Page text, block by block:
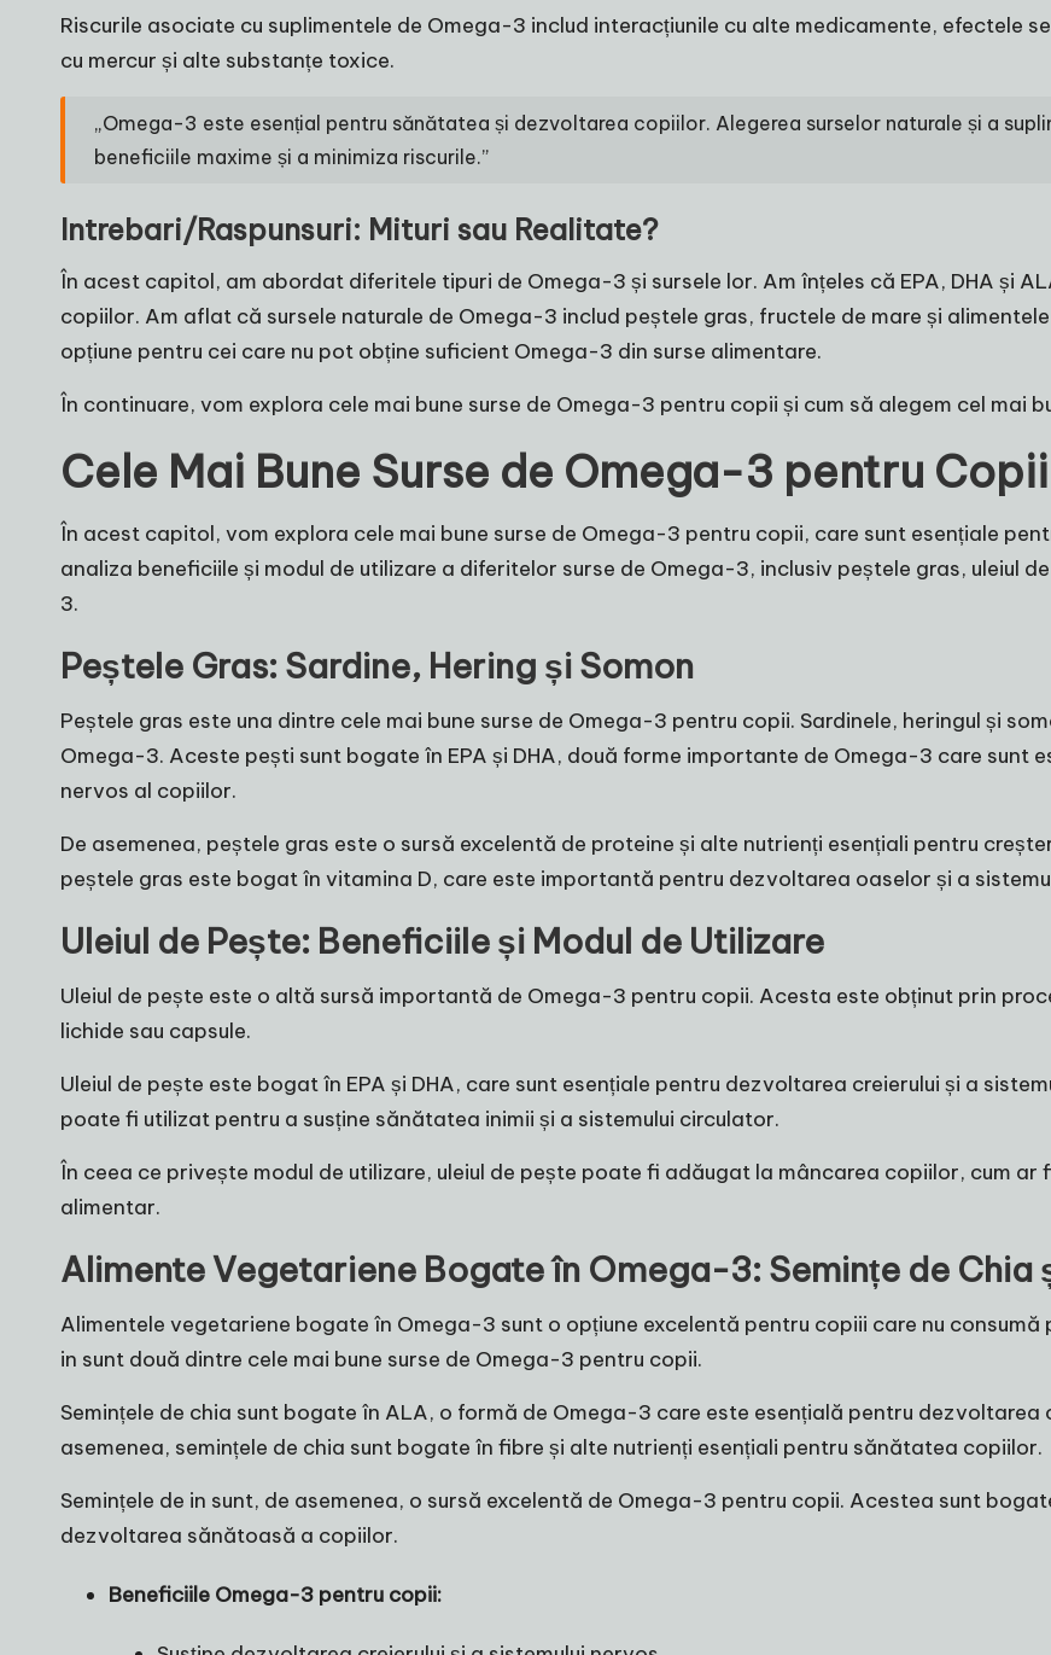
Riscurile asociate cu suplimentele de Omega-3 includ interacțiunile cu alte medicamente, efectele
cu mercur și alte substanțe toxice.
„Omega-3 este esențial pentru sănătatea și dezvoltarea copiilor. Alegerea surselor naturale și a
beneficiile maxime și a minimiza riscurile.”
Intrebari/Raspunsuri: Mituri sau Realitate?
În acest capitol, am abordat diferitele tipuri de Omega-3 și sursele lor. Am înțeles că EPA, DHA și
copiilor. Am aflat că sursele naturale de Omega-3 includ peștele gras, fructele de mare și
opțiune pentru cei care nu pot obține suficient Omega-3 din surse alimentare.
În continuare, vom explora cele mai bune surse de Omega-3 pentru copii și cum să alegem cel mai
Cele Mai Bune Surse de Omega-3 pentru Copii
În acest capitol, vom explora cele mai bune surse de Omega-3 pentru copii, care sunt esențiale
analiza beneficiile și modul de utilizare a diferitelor surse de Omega-3, inclusiv peștele gras, uleiul
3.
Peștele Gras: Sardine, Hering și Somon
Peștele gras este una dintre cele mai bune surse de Omega-3 pentru copii. Sardinele, heringul și
Omega-3. Aceste pești sunt bogate în EPA și DHA, două forme importante de Omega-3 care sunt
nervos al copiilor.
De asemenea, peștele gras este o sursă excelentă de proteine și alte nutrienți esențiali pentru
peștele gras este bogat în vitamina D, care este importantă pentru dezvoltarea oaselor și a
Uleiul de Pește: Beneficiile și Modul de Utilizare
Uleiul de pește este o altă sursă importantă de Omega-3 pentru copii. Acesta este obținut prin
lichide sau capsule.
Uleiul de pește este bogat în EPA și DHA, care sunt esențiale pentru dezvoltarea creierului și a
poate fi utilizat pentru a susține sănătatea inimii și a sistemului circulator.
În ceea ce privește modul de utilizare, uleiul de pește poate fi adăugat la mâncarea copiilor, cum
alimentar.
Alimente Vegetariene Bogate în Omega-3: Semințe de Chia
Alimentele vegetariene bogate în Omega-3 sunt o opțiune excelentă pentru copiii care nu consumă
in sunt două dintre cele mai bune surse de Omega-3 pentru copii.
Semințele de chia sunt bogate în ALA, o formă de Omega-3 care este esențială pentru dezvoltarea
asemenea, semințele de chia sunt bogate în fibre și alte nutrienți esențiali pentru sănătatea copiilor.
Semințele de in sunt, de asemenea, o sursă excelentă de Omega-3 pentru copii. Acestea sunt
dezvoltarea sănătoasă a copiilor.
Beneficiile Omega-3 pentru copii: